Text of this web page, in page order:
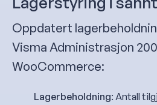
Oppdatert
Visma Administrasjon
WooCommerce:
Lagerbeholdning: Antall